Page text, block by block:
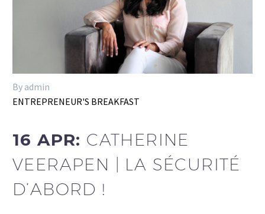
By admin
ENTREPRENEUR'S BREAKFAST
16 APR: CATHERINE
VEERAPEN | LA SÉCURITÉ
D’ABORD !